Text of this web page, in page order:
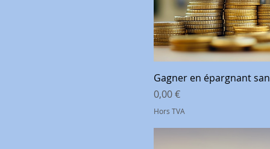
Gagner en épargnant
Prix
0,00 €
Hors TVA